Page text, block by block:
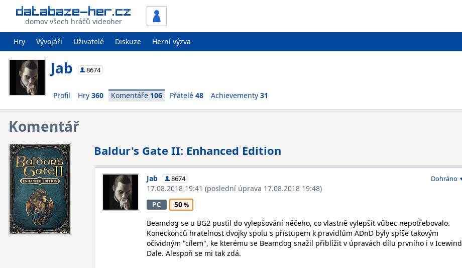
domov všech hráčů videoher
Hry Vývojáři Uživatelé Diskuze Herní výzva
Jab 8674
Profil Hry 360 Komentáře 106 Přátelé 48 Achievementy 31
Komentář
Baldur's Gate II: Enhanced Edition
Jab 8674
17.08.2018 19:41 (poslední úprava 17.08.2018 19:48)
Dohráno
PC
50
Beamdog se u BG2 pustil do vylepšování něčeho, co vlastně vylepšit vůbec nepotřebovalo.
Koneckonců hratelnost dvojky spolu s přístupem k pravidlům ADnD byly spíše takovým
očividným "cílem", ke kterému se Beamdog snažil přiblížit v úpravách dílu prvního i v Icewind
Dale. Alespoň se mi tak zdá.